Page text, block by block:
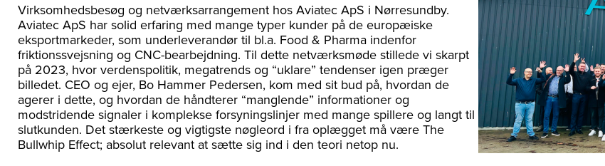
Virksomhedsbesøg og netværksarrangement hos Aviatec ApS i Nørresundby.
Aviatec ApS har solid erfaring med mange typer kunder på de europæiske
eksportmarkeder, som underleverandør til bl.a. Food & Pharma indenfor
friktionssvejsning og CNC-bearbejdning. Til dette netværksmøde stillede vi skarpt
på 2023, hvor verdenspolitik, megatrends og “uklare” tendenser igen præger
billedet. CEO og ejer, Bo Hammer Pedersen, kom med sit bud på, hvordan de
agerer i dette, og hvordan de håndterer “manglende” informationer og
modstridende signaler i komplekse forsyningslinjer med mange spillere og langt til
slutkunden. Det stærkeste og vigtigste nøgleord i fra oplægget må være The
Bullwhip Effect; absolut relevant at sætte sig ind i den teori netop nu.